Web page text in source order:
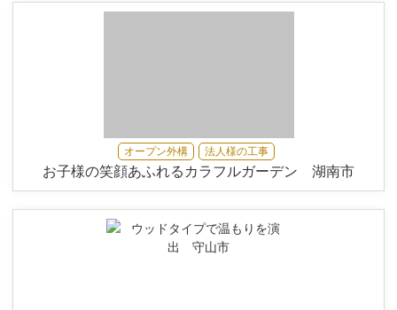
オープン外構 法人様の工事
お子様の笑顔あふれるカラフルガーデン 湖南市